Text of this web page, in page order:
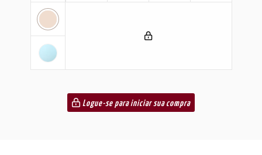
Logue-se para iniciar sua compra